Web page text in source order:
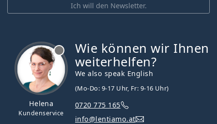
Ich will den Newsletter.
Helena
Kundenservice
Wie können wir Ihnen
weiterhelfen?
We also speak English
(Mo-Do: 9-17 Uhr, Fr: 9-16 Uhr)
0720 775 165
info@lentiamo.at